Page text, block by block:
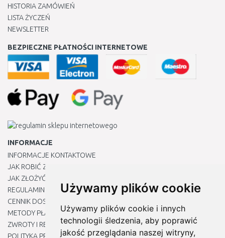
Używamy plików cookie
Używamy plików cookie i innych
technologii śledzenia, aby poprawić
jakość przeglądania naszej witryny,
HISTORIA ZAMÓWIEŃ
LISTA ŻYCZEŃ
NEWSLETTER
BEZPIECZNE PŁATNOŚCI INTERNETOWE
INFORMACJE
INFORMACJE KONTAKTOWE
JAK ROBIĆ ZAKUPY ?
JAK ZŁOŻYĆ REKLAMACJĘ
REGULAMIN
CENNIK DOSTAWY
METODY PŁATNOŚCI
ZWROTY I REKLAMACJE PRODUKTÓW
POLITYKA PRYWATNOŚCI